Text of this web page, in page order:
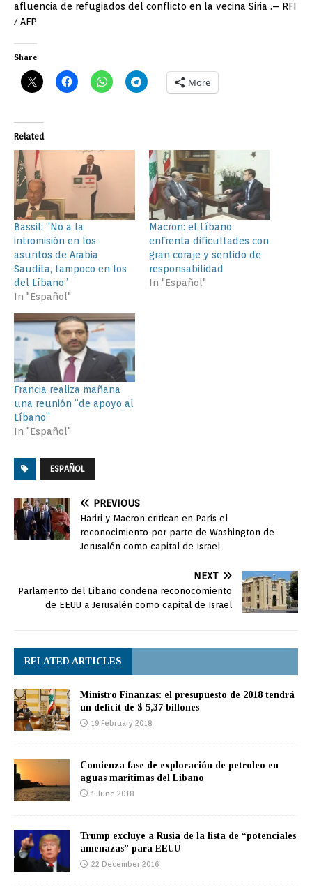
afluencia de refugiados del conflicto en la vecina Siria .– RFI
/ AFP
Share
More
Related
Bassil: “No a la
intromisión en los
asuntos de Arabia
Saudita, tampoco en los
del Líbano”
In "Español"
Macron: el Líbano
enfrenta dificultades con
gran coraje y sentido de
responsabilidad
In "Español"
Francia realiza mañana
una reunión “de apoyo al
Líbano”
In "Español"
ESPAÑOL
PREVIOUS
Hariri y Macron critican en París el
reconocimiento por parte de Washington de
Jerusalén como capital de Israel
NEXT
Parlamento del Lìbano condena reconocomiento
de EEUU a Jerusalén como capital de Israel
RELATED ARTICLES
Ministro Finanzas: el presupuesto de 2018 tendrá
un deficit de $ 5,37 billones
19 February 2018
Comienza fase de exploración de petroleo en
aguas maritimas del Libano
1 June 2018
Trump excluye a Rusia de la lista de “potenciales
amenazas” para EEUU
22 December 2016